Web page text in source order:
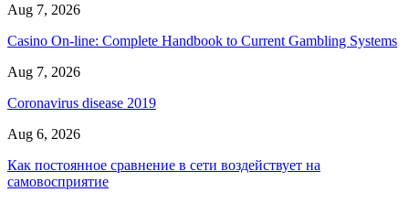
Aug 7, 2026
Casino On-line: Complete Handbook to Current Gambling Systems
Aug 7, 2026
Coronavirus disease 2019
Aug 6, 2026
Как постоянное сравнение в сети воздействует на
самовосприятие